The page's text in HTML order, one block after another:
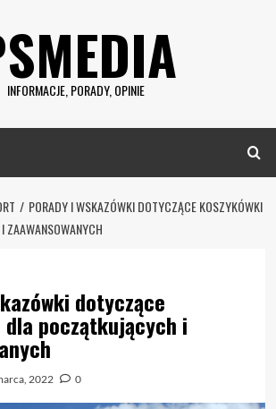
INFORMACJE, PORADY, OPINIE
PORADY I WSKAZÓWKI DOTYCZĄCE KOSZYKÓWKI
ZAAWANSOWANYCH
dotyczące
początkujących i
2022 0